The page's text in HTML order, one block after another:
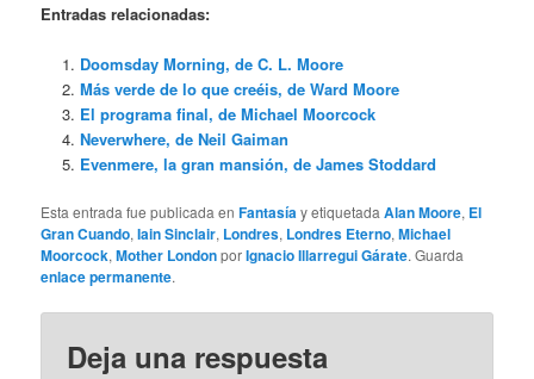
Entradas relacionadas:
Doomsday Morning, de C. L. Moore
Más verde de lo que creéis, de Ward Moore
El programa final, de Michael Moorcock
Neverwhere, de Neil Gaiman
Evenmere, la gran mansión, de James Stoddard
Esta entrada fue publicada enFantasíay etiquetadaAlan Moore, El
Gran Cuando,Iain Sinclair, Londres, Londres Eterno,Michael
Moorcock,Mother LondonporIgnacio Illarregui Gárate. Guarda
enlace permanente.
Deja una respuesta